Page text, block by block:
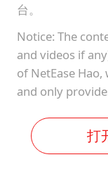
台。
Notice: The
and videos if
of NetEase
and only
打